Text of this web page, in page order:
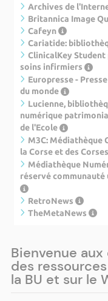
Archives de
Britannica Image
Cafeyn
Cariatide:
ClinicalKey Student
soins infirmiers
Europresse -
du monde
Lucienne,
numérique
de l'Ecole
M3C: Médiathèque
la Corse et des Corses
Médiathèque
réservé
RetroNews
TheMetaNews
Bienvenue
des
la BU et sur le